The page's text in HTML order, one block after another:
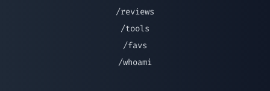
/reviews
/tools
/favs
/whoami